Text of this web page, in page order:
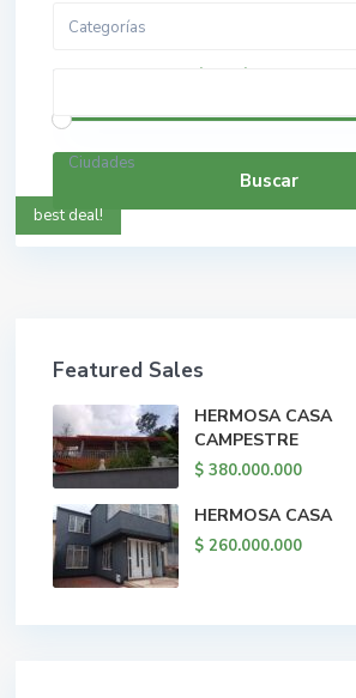
Categorías
Rango de precios: $ 0 a $ 5.000.000.000
Ciudades
Buscar
best deal!
Featured Sales
HERMOSA CASA
CAMPESTRE
$ 380.000.000
HERMOSA CASA
$ 260.000.000